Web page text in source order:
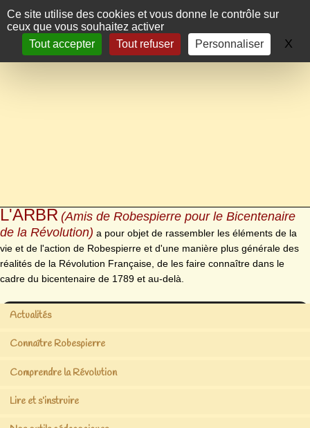
Panneau de gestion des cookies
Ce site utilise des cookies et vous donne le contrôle sur
ceux que vous souhaitez activer
Tout accepter
Tout refuser Personnaliser X
L'ARBR (Amis de Robespierre pour le Bicentenaire
de la Révolution) a pour objet de rassembler les éléments de la
vie et de l'action de Robespierre et d'une manière plus générale des
réalités de la Révolution Française, de les faire connaître dans le
cadre du bicentenaire de 1789 et au-delà.
Actualités
Connaître Robespierre
Comprendre la Révolution
Lire et s’instruire